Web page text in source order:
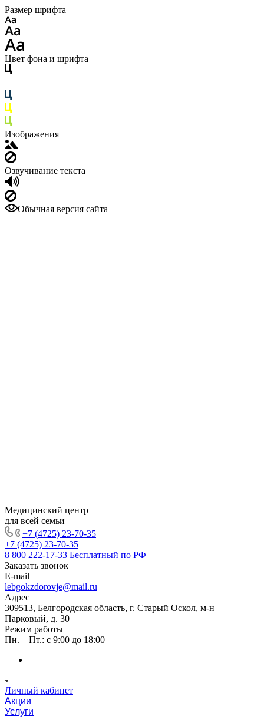
Размер шрифта
Цвет фона и шрифта
Изображения
Озвучивание текста
Обычная версия сайта
Медицинский центр
для всей семьи
+7 (4725) 23-70-35
+7 (4725) 23-70-35
8 800 222-17-33 Бесплатный по РФ
Заказать звонок
E-mail
lebgokzdorovje@mail.ru
Адрес
309513, Белгородская область, г. Старый Оскол, м-н
Парковый, д. 30
Режим работы
Пн. – Пт.: с 9:00 до 18:00
Личный кабинет
Акции
Услуги